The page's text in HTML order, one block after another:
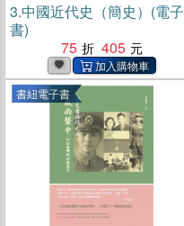
3.中國近代史（簡史）(電子
書)
75
405
書紐電子書